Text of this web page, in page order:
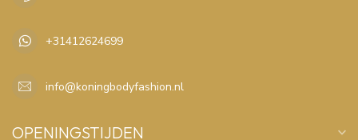
+31412624699
info@koningbodyfashion.nl
OPENINGSTIJDEN